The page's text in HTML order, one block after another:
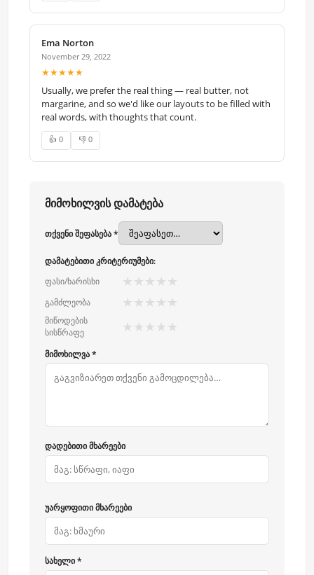
Ema Norton
November 29, 2022
★★★★★
Usually, we prefer the real thing — real butter, not
margarine, and so we'd like our layouts to be filled with
real words, with thoughts that count.
👍 0 👎 0
მიმოხილვის დამატება
თქვენი შეფასება *
დამატებითი კრიტერიუმები:
ფასი/ხარისხი
★ ★ ★ ★ ★
გამძლეობა ★ ★ ★ ★ ★
მიწოდების
სისწრაფე
★ ★ ★ ★ ★
მიმოხილვა *
დადებითი მხარეები
უარყოფითი მხარეები
სახელი *